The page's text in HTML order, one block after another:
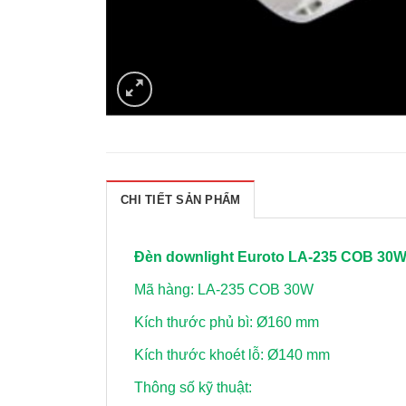
CHI TIẾT SẢN PHẨM
Đèn downlight Euroto LA-235 COB 30W
Mã hàng: LA-235 COB 30W
Kích thước phủ bì: Ø160 mm
Kích thước khoét lỗ: Ø140 mm
Thông số kỹ thuật: